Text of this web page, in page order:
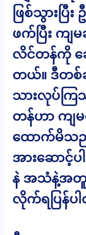
ဖြစ်သွားပြီ
ဖက်ပြီး ကျမ
လိင်တန်ကို ဆ
တယ်။ ဒီတစ်ခ
သားလုပ်ကြ
တန်ဟာ ကျ
ထောက်မိသ
အားဆောင့်
နဲ အသံနဲ့အတူ
လိုက်ရပြန်ပ